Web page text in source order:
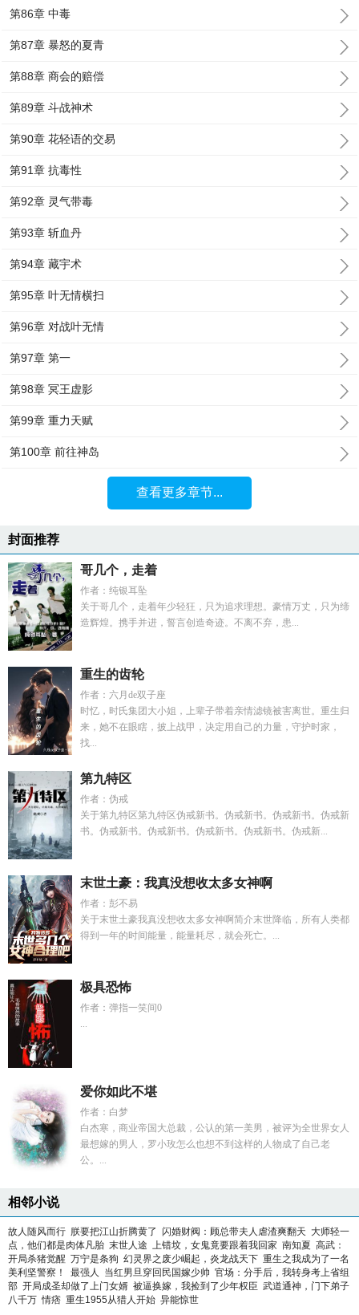
第86章 中毒
第87章 暴怒的夏青
第88章 商会的赔偿
第89章 斗战神术
第90章 花轻语的交易
第91章 抗毒性
第92章 灵气带毒
第93章 斩血丹
第94章 藏宇术
第95章 叶无情横扫
第96章 对战叶无情
第97章 第一
第98章 冥王虚影
第99章 重力天赋
第100章 前往神岛
查看更多章节...
封面推荐
哥几个，走着
作者：纯银耳坠
关于哥几个，走着年少轻狂，只为追求理想。豪情万丈，只为缔
造辉煌。携手并进，誓言创造奇迹。不离不弃，患...
重生的齿轮
作者：六月de双子座
时忆，时氏集团大小姐，上辈子带着亲情滤镜被害离世。重生归
来，她不在眼瞎，披上战甲，决定用自己的力量，守护时家，
找...
第九特区
作者：伪戒
关于第九特区第九特区伪戒新书。伪戒新书。伪戒新书。伪戒新
书。伪戒新书。伪戒新书。伪戒新书。伪戒新书。伪戒新...
末世土豪：我真没想收太多女神啊
作者：彭不易
关于末世土豪我真没想收太多女神啊简介末世降临，所有人类都
得到一年的时间能量，能量耗尽，就会死亡。...
极具恐怖
作者：弹指一笑间0
...
爱你如此不堪
作者：白梦
白杰寒，商业帝国大总裁，公认的第一美男，被评为全世界女人
最想嫁的男人，罗小玫怎么也想不到这样的人物成了自己老
公。...
相邻小说
故人随风而行 朕要把江山折腾黄了 闪婚财阀：顾总带夫人虐渣爽翻天 大师轻一
点，他们都是肉体凡胎 末世人途 上错坟，女鬼竟要跟着我回家 南知夏 高武：
开局杀猪觉醒 万宁是条狗 幻灵界之废少崛起，炎龙战天下 重生之我成为了一名
美利坚警察！
最强人 当红男旦穿回民国嫁少帅 官场：分手后，我转身考上省组
部 开局成圣却做了上门女婿 被逼换嫁，我捡到了少年权臣 武道通神，门下弟子
八千万 情痞 重生1955从猎人开始 异能惊世